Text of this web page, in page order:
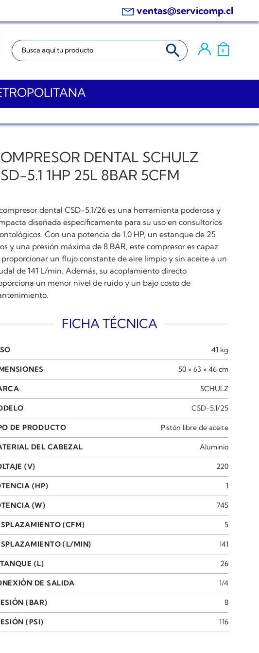
ventas@servicomp.cl
Buscar: BOTÓN DE BÚSQUEDA
0
DENTAL SCHULZ
5.1 1HP 25L 8BAR 5CFM
dental CSD-5.1/26 es una herramienta poderosa y
diseñada específicamente para su uso en consultorios
Con una potencia de 1,0 HP, un estanque de 25
y una presión máxima de 8 BAR, este compresor es capaz
un flujo constante de aire limpio y sin aceite a un
de 141 L/min. Además, su acoplamiento directo
un menor nivel de ruido y un bajo costo de
FICHA TÉCNICA
41 kg
50 × 63 × 46 cm
SCHULZ
CSD-5.1/25
DE PRODUCTO Pistón libre de aceite
DEL CABEZAL Aluminio
(V) 220
(HP) 1
(W) 745
(CFM) 5
(L/MIN) 141
(L) 26
DE SALIDA 1/4
(BAR) 8
(PSI) 116